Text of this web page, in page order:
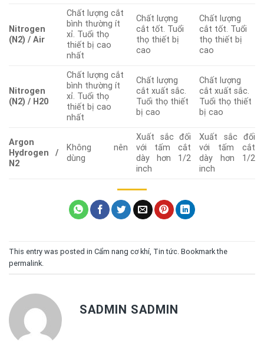
Nitrogen
(N2) / Air
Chất lượng cắt
bình thường ít
xỉ. Tuổi thọ
thiết bị cao
nhất
Chất lượng
cắt tốt. Tuổi
thọ thiết bị
cao
Chất lượng
cắt tốt. Tuổi
thọ thiết bị
cao
Nitrogen
(N2) / H20
Chất lượng cắt
bình thường ít
xỉ. Tuổi thọ
thiết bị cao
nhất
Chất lượng
cắt xuất sắc.
Tuổi thọ thiết
bị cao
Chất lượng
cắt xuất sắc.
Tuổi thọ thiết
bị cao
Argon
Hydrogen /
N2
Không nên
dùng
Xuất sắc đối
với tấm cắt
dày hơn 1/2
inch
Xuất sắc đối
với tấm cắt
dày hơn 1/2
inch
This entry was posted in Cẩm nang cơ khí Tin tức . Bookmark the
permalink
SADMIN SADMIN